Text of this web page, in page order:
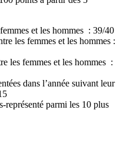
et les hommes : 39/40
les femmes et les hommes :
les femmes et les hommes :
dans l’année suivant leur
représenté parmi les 10 plus